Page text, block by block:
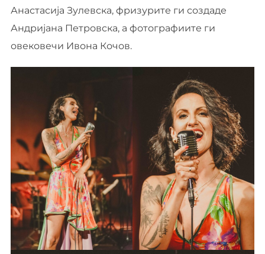
Анастасија Зулевска, фризурите ги создаде
Андријана Петровска, а фотографиите ги
овековечи Ивона Кочов.